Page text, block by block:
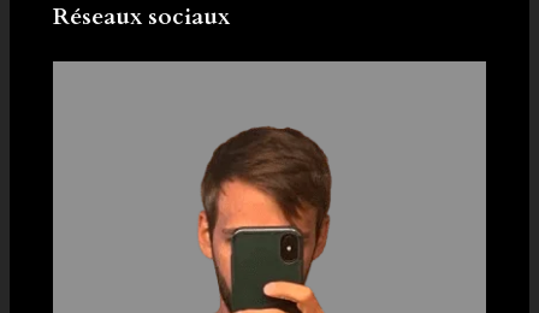
Réseaux sociaux